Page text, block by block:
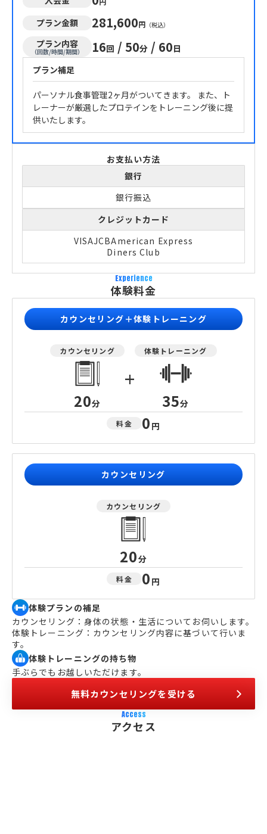
プラン金額 281,600円 （税込）
プラン内容
（回数/時間/期間） 16回 / 50分 / 60日
プラン補足
パーソナル食事管理2ヶ月がついてきます。 また、ト
レーナーが厳選したプロテインをトレーニング後に提
供いたします。
お支払い方法
銀行
銀行振込
クレジットカード
VISAJCBAmerican Express
Diners Club
Experience
体験料金
カウンセリング＋体験トレーニング
カウンセリング
20分
+
体験トレーニング
35分
料金 0 円
カウンセリング
カウンセリング
20分
料金 0 円
体験プランの補足
カウンセリング：身体の状態・生活についてお伺いします。
体験トレーニング：カウンセリング内容に基づいて行いま
す。
体験トレーニングの持ち物
手ぶらでもお越しいただけます。
無料カウンセリングを受ける
Access
アクセス